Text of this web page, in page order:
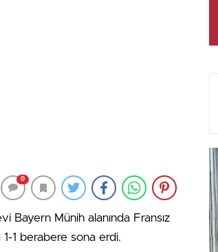
0
Bayern Münih alanında Fransız
1 berabere sona erdi.